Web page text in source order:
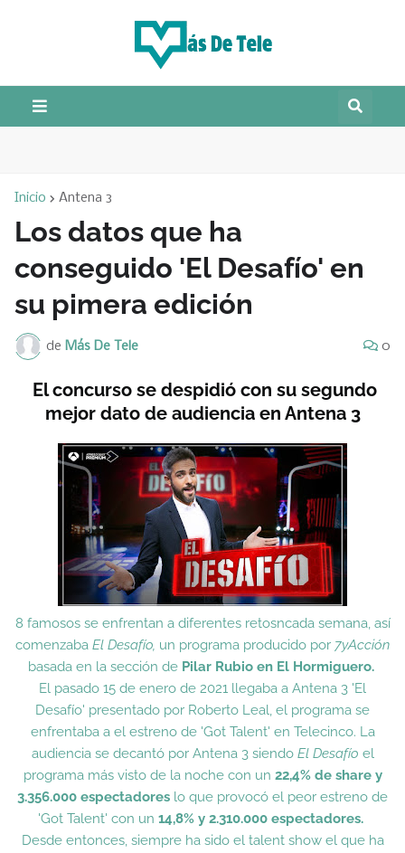
Inicio Antena 3
Los datos que ha
conseguido 'El Desafío' en
su pimera edición
de Más De Tele 0
El concurso se despidió con su segundo
mejor dato de audiencia en Antena 3
8 famosos se enfrentan a diferentes retosncada semana, así
comenzaba El Desafío, un programa producido por 7yAcción
basada en la sección de Pilar Rubio en El Hormiguero.
El pasado 15 de enero de 2021 llegaba a Antena 3 'El
Desafío' presentado por Roberto Leal, el programa se
enfrentaba a el estreno de 'Got Talent' en Telecinco. La
audiencia se decantó por Antena 3 siendo El Desafío el
programa más visto de la noche con un 22,4% de share y
3.356.000 espectadores lo que provocó el peor estreno de
'Got Talent' con un 14,8% y 2.310.000 espectadores.
Desde entonces, siempre ha sido el talent show el que ha